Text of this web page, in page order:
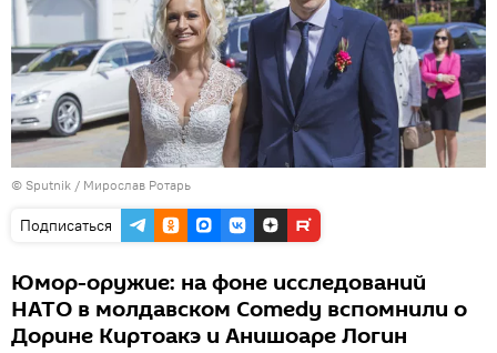
© Sputnik / Мирослав Ротарь
Подписаться
Юмор-оружие: на фоне исследований
НАТО в молдавском Comedy вспомнили о
Дорине Киртоакэ и Анишоаре Логин